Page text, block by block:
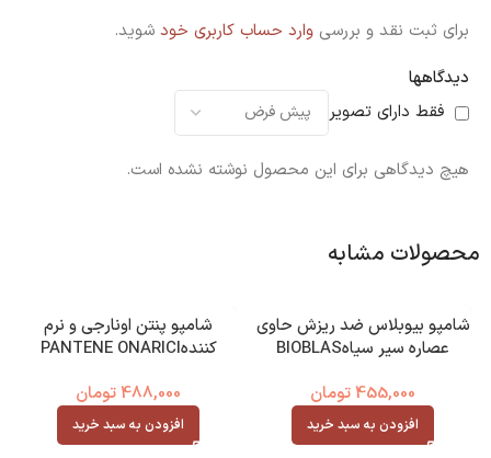
دیدگاهها
فقط دارای تصویر
هیچ دیدگاهی برای این محصول نوشته نشده است.
برای ثبت نقد و بررسی وارد حساب کاربری خود شوید.
محصولات مشابه
شامپو بیوبلاس ضد ریزش حاوی
عصاره سیر سیاهBIOBLAS
455,000 تومان
افزودن به سبد خرید
شامپو پنتن اونارجی و نرم
کنندهPANTENE ONARICI
488,000 تومان
افزودن به سبد خرید